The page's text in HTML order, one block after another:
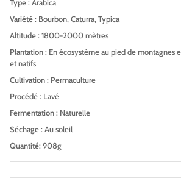
Type: Arabica
Variété: Bourbon, Caturra, Typica
Altitude: 1800-2000 mètres
Plantation: En écosystème au pied de montagnes
et natifs
Cultivation: Permaculture
Procédé: Lavé
Fermentation: Naturelle
Séchage: Au soleil
Quantité: 908g